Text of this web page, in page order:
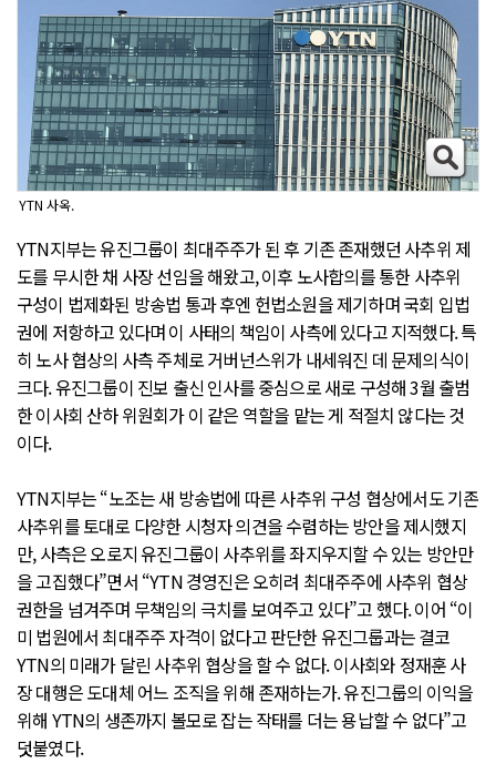
YTN 사옥.
YTN지부는 유진그룹이 최대주주가 된 후 기존 존재했던 사추위 제
도를 무시한 채 사장 선임을 해왔고, 이후 노사합의를 통한 사추위
구성이 법제화된 방송법 통과 후엔 헌법소원을 제기하며 국회 입법
권에 저항하고 있다며 이 사태의 책임이 사측에 있다고 지적했다. 특
히 노사 협상의 사측 주체로 거버넌스위가 내세워진 데 문제의식이
크다. 유진그룹이 진보 출신 인사를 중심으로 새로 구성해 3월 출범
한 이사회 산하 위원회가 이 같은 역할을 맡는 게 적절치 않다는 것
이다.
YTN지부는 “노조는 새 방송법에 따른 사추위 구성 협상에서도 기존
사추위를 토대로 다양한 시청자 의견을 수렴하는 방안을 제시했지
만, 사측은 오로지 유진그룹이 사추위를 좌지우지할 수 있는 방안만
을 고집했다”면서 “YTN 경영진은 오히려 최대주주에 사추위 협상
권한을 넘겨주며 무책임의 극치를 보여주고 있다”고 했다. 이어 “이
미 법원에서 최대주주 자격이 없다고 판단한 유진그룹과는 결코
YTN의 미래가 달린 사추위 협상을 할 수 없다. 이사회와 정재훈 사
장 대행은 도대체 어느 조직을 위해 존재하는가. 유진그룹의 이익을
위해 YTN의 생존까지 볼모로 잡는 작태를 더는 용납할 수 없다”고
덧붙였다.